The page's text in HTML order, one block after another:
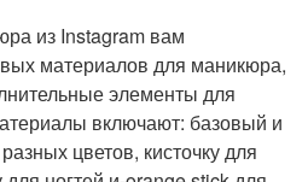
из Instagram вам
материалов для маникюра,
элементы для
включают: базовый и
цветов, кисточку для